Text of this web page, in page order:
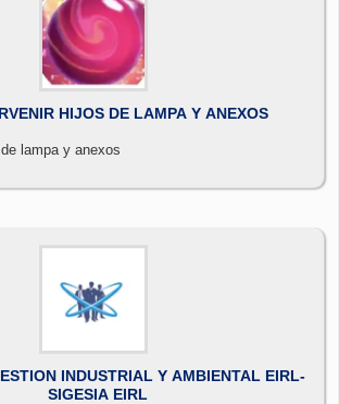
HIJOS DE LAMPA Y ANEXOS
lampa y anexos
INDUSTRIAL Y AMBIENTAL EIRL-
SIGESIA EIRL